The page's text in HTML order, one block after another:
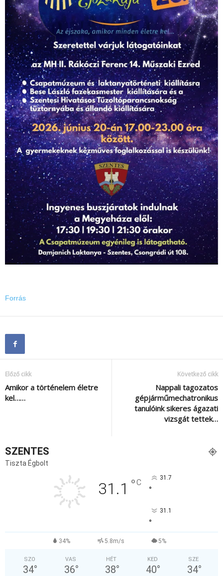
Forrás
Előző cikk
Amikor a történelem életre
kel……
Következő cikk
Nappali tagozatos
gépjárműmechatronikus
tanulóink sikeres ágazati
vizsgát tettek…
SZENTES
Tiszta Égbolt
31.1 °C 31.7
°
31.1
°
34% 5.8m/s 5%
SZO
34°
VAS
36°
HÉT
38°
KED
40°
SZE
34°